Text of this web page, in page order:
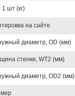
1 шт (кг)
на сайте
диаметр, OD (мм)
стенки, WT2 (мм)
диаметр, OD2 (мм)